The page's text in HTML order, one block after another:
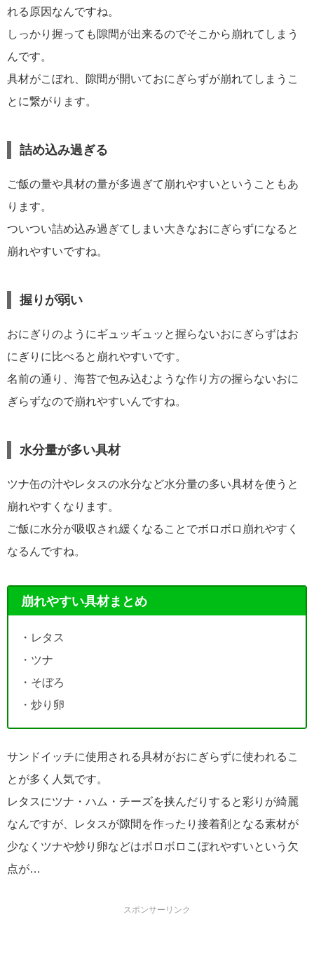
れる原因なんですね。
しっかり握っても隙間が出来るのでそこから崩れてしまう
んです。
具材がこぼれ、隙間が開いておにぎらずが崩れてしまうこ
とに繋がります。
詰め込み過ぎる
ご飯の量や具材の量が多過ぎて崩れやすいということもあ
ります。
ついつい詰め込み過ぎてしまい大きなおにぎらずになると
崩れやすいですね。
握りが弱い
おにぎりのようにギュッギュッと握らないおにぎらずはお
にぎりに比べると崩れやすいです。
名前の通り、海苔で包み込むような作り方の握らないおに
ぎらずなので崩れやすいんですね。
水分量が多い具材
ツナ缶の汁やレタスの水分など水分量の多い具材を使うと
崩れやすくなります。
ご飯に水分が吸収され緩くなることでボロボロ崩れやすく
なるんですね。
崩れやすい具材まとめ
・レタス
・ツナ
・そぼろ
・炒り卵
サンドイッチに使用される具材がおにぎらずに使われるこ
とが多く人気です。
レタスにツナ・ハム・チーズを挟んだりすると彩りが綺麗
なんですが、レタスが隙間を作ったり接着剤となる素材が
少なくツナや炒り卵などはボロボロこぼれやすいという欠
点が…
スポンサーリンク